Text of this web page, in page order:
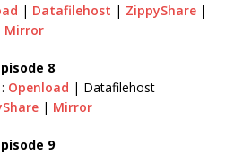
| Datafilehost | ZippyShare |
Mirror
8
Openload | Datafilehost
| Mirror
9